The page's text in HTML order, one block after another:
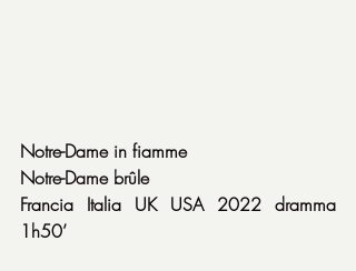
Notre-Dame in fiamme
Notre-Dame brûle
Francia Italia UK USA 2022 dramma
1h50’